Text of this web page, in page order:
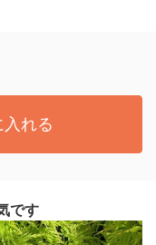
入れる
です